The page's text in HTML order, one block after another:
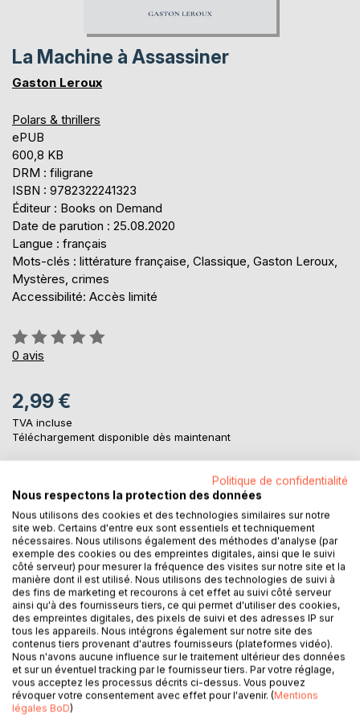
La Machine à Assassiner
Gaston Leroux
Polars & thrillers
ePUB
600,8 KB
DRM : filigrane
ISBN : 9782322241323
Éditeur : Books on Demand
Date de parution : 25.08.2020
Langue : français
Mots-clés : littérature française, Classique, Gaston Leroux,
Mystères, crimes
Accessibilité: Accès limité
Évaluation:
0%
0 avis
2,99 €
TVA incluse
Téléchargement disponible dès maintenant
AJOUTER AU PANIER
Ajouter à ma liste d'envies
Laisser un avis
DESCRIPTION
Politique de confidentialité
Nous respectons la protection des données
Nous utilisons des cookies et des technologies similaires sur notre
site web. Certains d'entre eux sont essentiels et techniquement
nécessaires. Nous utilisons également des méthodes d'analyse (par
exemple des cookies ou des empreintes digitales, ainsi que le suivi
côté serveur) pour mesurer la fréquence des visites sur notre site et la
manière dont il est utilisé. Nous utilisons des technologies de suivi à
des fins de marketing et recourons à cet effet au suivi côté serveur
ainsi qu'à des fournisseurs tiers, ce qui permet d'utiliser des cookies,
des empreintes digitales, des pixels de suivi et des adresses IP sur
tous les appareils. Nous intégrons également sur notre site des
contenus tiers provenant d'autres fournisseurs (plateformes vidéo).
Nous n'avons aucune influence sur le traitement ultérieur des données
et sur un éventuel tracking par le fournisseur tiers. Par votre réglage,
vous acceptez les processus décrits ci-dessus. Vous pouvez
révoquer votre consentement avec effet pour l'avenir. (Mentions
légales BoD)